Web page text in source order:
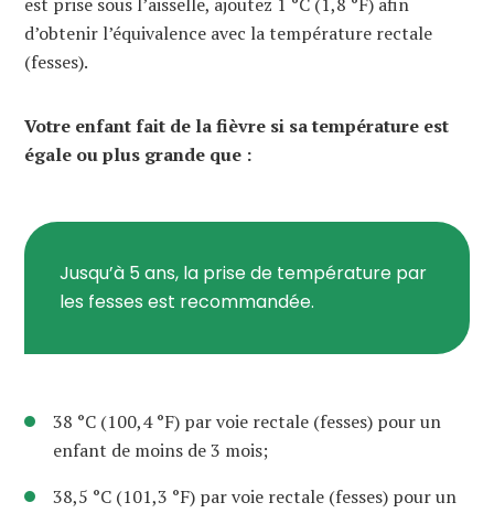
d’obtenir l’équivalence avec la température rectale
(fesses).
Votre enfant fait de la fièvre si sa température est
égale ou plus grande que :
Jusqu’à 5 ans, la prise de température par
les fesses est recommandée.
38 °C (100,4 °F) par voie rectale (fesses) pour un
enfant de moins de 3 mois;
38,5 °C (101,3 °F) par voie rectale (fesses) pour un